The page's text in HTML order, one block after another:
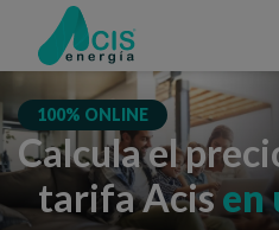
100% ONLINE
Calcula el
tarifa Acisen